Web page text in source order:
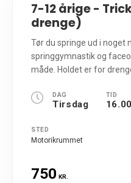
7-12 årige -
drenge)
Tør du springe ud i noget
springgymnastik og
måde. Holdet er for
DAG
Tirsdag
TID
STED
Motorikrummet
750 KR.